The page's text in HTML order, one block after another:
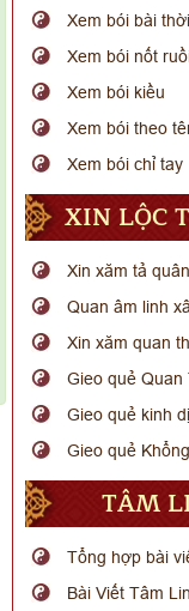
Xem bói bài
Xem bói nốt
Xem bói kiều
Xem bói theo
Xem bói chỉ tay
XIN LỘC
Xin xăm tả quân
Quan âm linh
Xin xăm quan
Gieo quẻ Quan
Gieo quẻ kinh
Gieo quẻ
TÂM
Tổng hợp bài
Bài Viết Tâm